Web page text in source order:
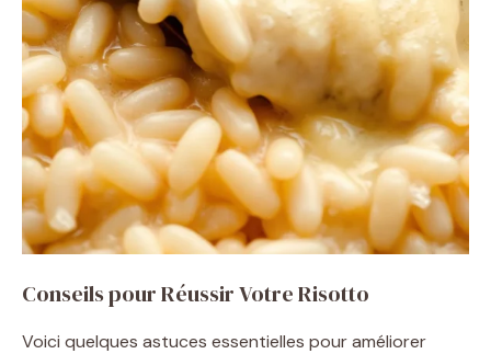
Conseils pour Réussir Votre Risotto
Voici quelques astuces essentielles pour améliorer